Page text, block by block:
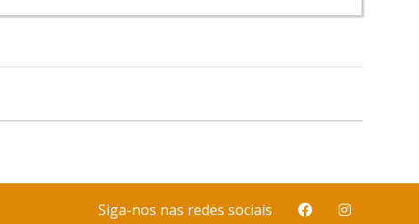
Siga-nos nas redes sociais